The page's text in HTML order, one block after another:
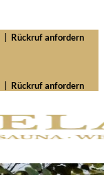
Rückruf anfordern
Rückruf anfordern